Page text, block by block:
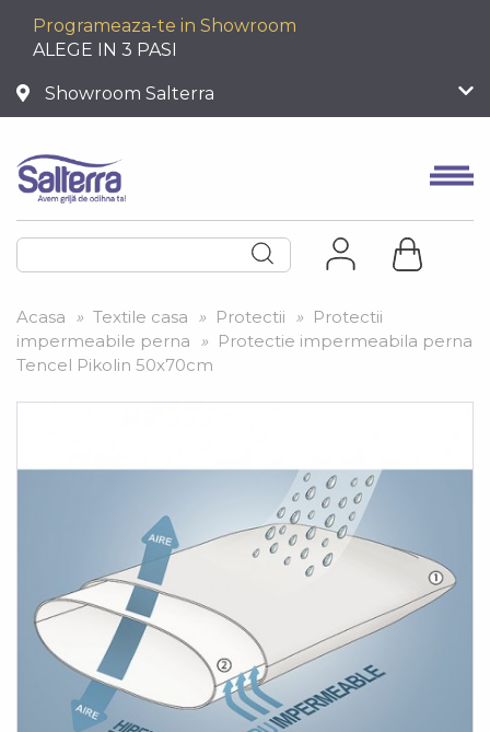
Programeaza-te in Showroom
ALEGE IN 3 PASI
Showroom Salterra
Acasa » Textile casa » Protectii » Protectii
impermeabile perna » Protectie impermeabila perna
Tencel Pikolin 50x70cm